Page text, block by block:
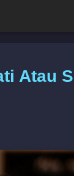
Atau